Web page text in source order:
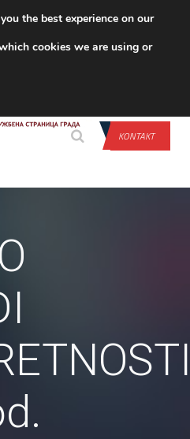
PRIJAVA
KONTAKT
the best experience on our
cookies we are using or